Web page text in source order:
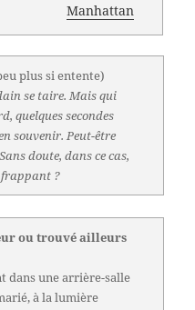
Manhattan
plus si entente)
se taire. Mais qui
quelques secondes
souvenir. Peut-être
doute, dans ce cas,
frappant ?
ou trouvé ailleurs
dans une arrière-salle
à la lumière